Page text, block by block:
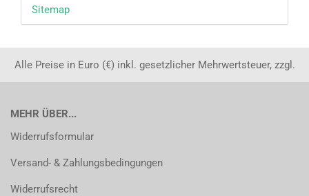
Sitemap
Alle Preise in Euro (€) inkl. gesetzlicher Mehrwertsteuer, zzgl.
MEHR ÜBER...
Widerrufsformular
Versand- & Zahlungsbedingungen
Widerrufsrecht